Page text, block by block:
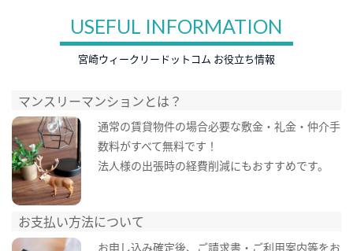
USEFUL INFORMATION
宮崎ウィークリードットコム お役立ち情報
マンスリーマンションとは？
通常の賃貸物件の場合必要な敷金・礼金・仲介手
数料がすべて無料です！
法人様の出張時の経費削減にもおすすめです。
お支払い方法について
お申し込み確定後、ご請求書・ご利用案内等をお